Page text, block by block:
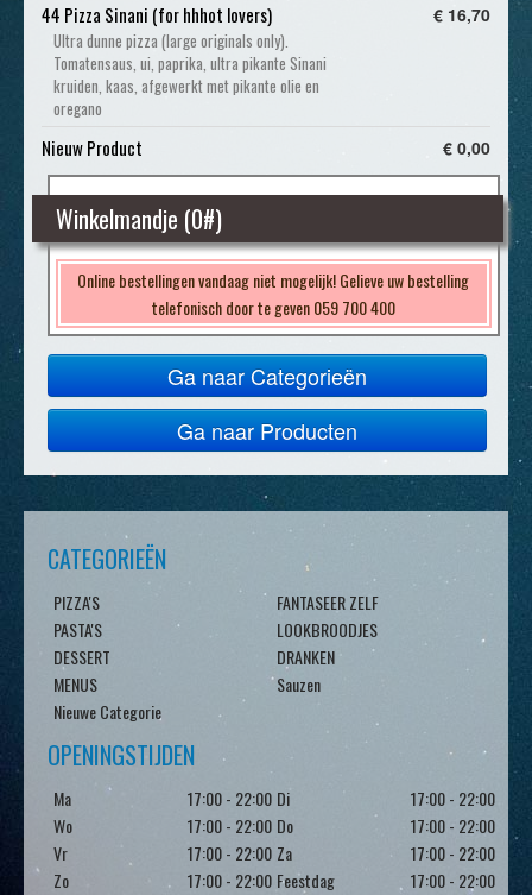
44 Pizza Sinani (for hhhot lovers)
Ultra dunne pizza (large originals only).
Tomatensaus, ui, paprika, ultra pikante Sinani
kruiden, kaas, afgewerkt met pikante olie en
oregano
€ 16,70
Nieuw Product € 0,00
Winkelmandje (0#)
Online bestellingen vandaag niet mogelijk! Gelieve uw bestelling
telefonisch door te geven 059 700 400
Ga naar Categorieën
Ga naar Producten
CATEGORIEËN
PIZZA'S
FANTASEER ZELF
PASTA'S
LOOKBROODJES
DESSERT
DRANKEN
MENUS
Sauzen
Nieuwe Categorie
OPENINGSTIJDEN
Ma 17:00 - 22:00 Di
17:00 - 22:00
Wo
17:00 - 22:00 Do
17:00 - 22:00
Vr
17:00 - 22:00 Za
17:00 - 22:00
Zo
17:00 - 22:00 Feestdag 17:00 - 22:00